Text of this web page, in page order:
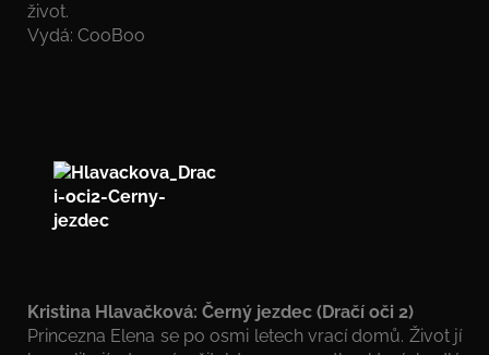
život.
Vydá: CooBoo
Kristina Hlavačková: Černý jezdec (Dračí oči 2)
Princezna Elena se po osmi letech vrací domů. Život jí